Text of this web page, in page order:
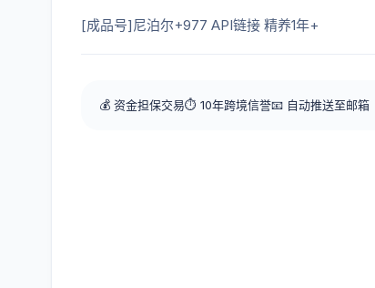
[成品号]尼泊尔+977 API链接 精养1年+
💰 资金担保交易⏱️ 10年跨境信誉📧 自动推送至邮箱